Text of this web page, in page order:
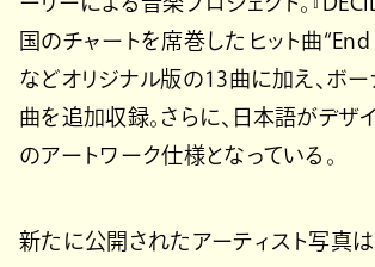
国のチャートを席巻したヒット曲
などオリジナル版の13曲に加え、ボー
曲を追加収録。さらに、日本語がデザ
のアートワーク仕様となっている。
新たに公開されたアーティスト写真